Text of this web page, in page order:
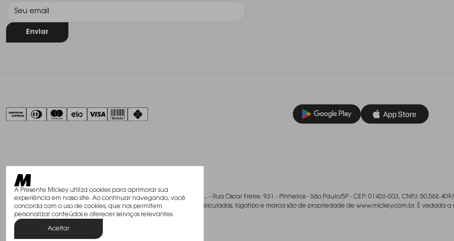
A Presente Mickey utiliza cookies para aprimorar sua
experiência em nosso site. Ao continuar navegando, você
concorda com o uso de cookies, que nos permitem
personalizar conteúdos e oferecer serviços relevantes.
Aceitar
Enviar
@2026, Studio Mickey Presentes Finos Ltda., - Rua Oscar Freire, 931 - Pinheiros - São Paulo/SP - CEP: 01426-003, CNPJ:
Todos os direitos reservados. As fotos aqui veiculadas, logotipo e marca são de propriedade de www.mickey.com.br. É vedada